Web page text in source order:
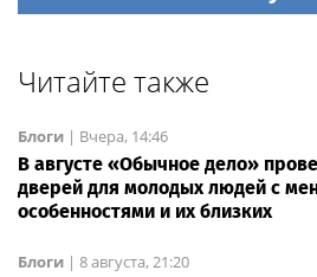
Читайте также
Блоги | Вчера, 14:46
В августе «Обычное дело»
дверей для молодых людей с
особенностями и их близких
Блоги | 8 августа, 21:20